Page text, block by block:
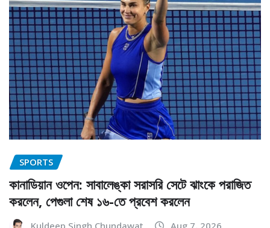
SPORTS
কানাডিয়ান ওপেন: সাবালেঙ্কা সরাসরি সেটে ঝাংকে পরাজিত
করলেন, পেগুলা শেষ ১৬-তে প্রবেশ করলেন
Kuldeep Singh Chundawat Aug 7, 2026